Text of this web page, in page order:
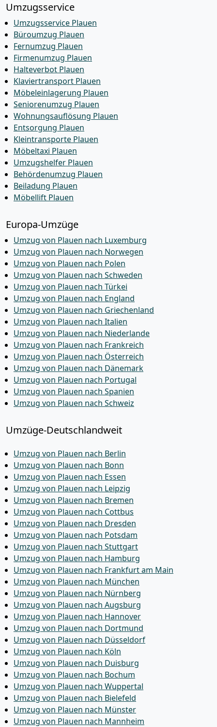
Umzugsservice
Umzugsservice Plauen
Büroumzug Plauen
Fernumzug Plauen
Firmenumzug Plauen
Halteverbot Plauen
Klaviertransport Plauen
Möbeleinlagerung Plauen
Seniorenumzug Plauen
Wohnungsauflösung Plauen
Entsorgung Plauen
Kleintransporte Plauen
Möbeltaxi Plauen
Umzugshelfer Plauen
Behördenumzug Plauen
Beiladung Plauen
Möbellift Plauen
Europa-Umzüge
Umzug von Plauen nach Luxemburg
Umzug von Plauen nach Norwegen
Umzug von Plauen nach Polen
Umzug von Plauen nach Schweden
Umzug von Plauen nach Türkei
Umzug von Plauen nach England
Umzug von Plauen nach Griechenland
Umzug von Plauen nach Italien
Umzug von Plauen nach Niederlande
Umzug von Plauen nach Frankreich
Umzug von Plauen nach Österreich
Umzug von Plauen nach Dänemark
Umzug von Plauen nach Portugal
Umzug von Plauen nach Spanien
Umzug von Plauen nach Schweiz
Umzüge-Deutschlandweit
Umzug von Plauen nach Berlin
Umzug von Plauen nach Bonn
Umzug von Plauen nach Essen
Umzug von Plauen nach Leipzig
Umzug von Plauen nach Bremen
Umzug von Plauen nach Cottbus
Umzug von Plauen nach Dresden
Umzug von Plauen nach Potsdam
Umzug von Plauen nach Stuttgart
Umzug von Plauen nach Hamburg
Umzug von Plauen nach Frankfurt am Main
Umzug von Plauen nach München
Umzug von Plauen nach Nürnberg
Umzug von Plauen nach Augsburg
Umzug von Plauen nach Hannover
Umzug von Plauen nach Dortmund
Umzug von Plauen nach Düsseldorf
Umzug von Plauen nach Köln
Umzug von Plauen nach Duisburg
Umzug von Plauen nach Bochum
Umzug von Plauen nach Wuppertal
Umzug von Plauen nach Bielefeld
Umzug von Plauen nach Münster
Umzug von Plauen nach Mannheim